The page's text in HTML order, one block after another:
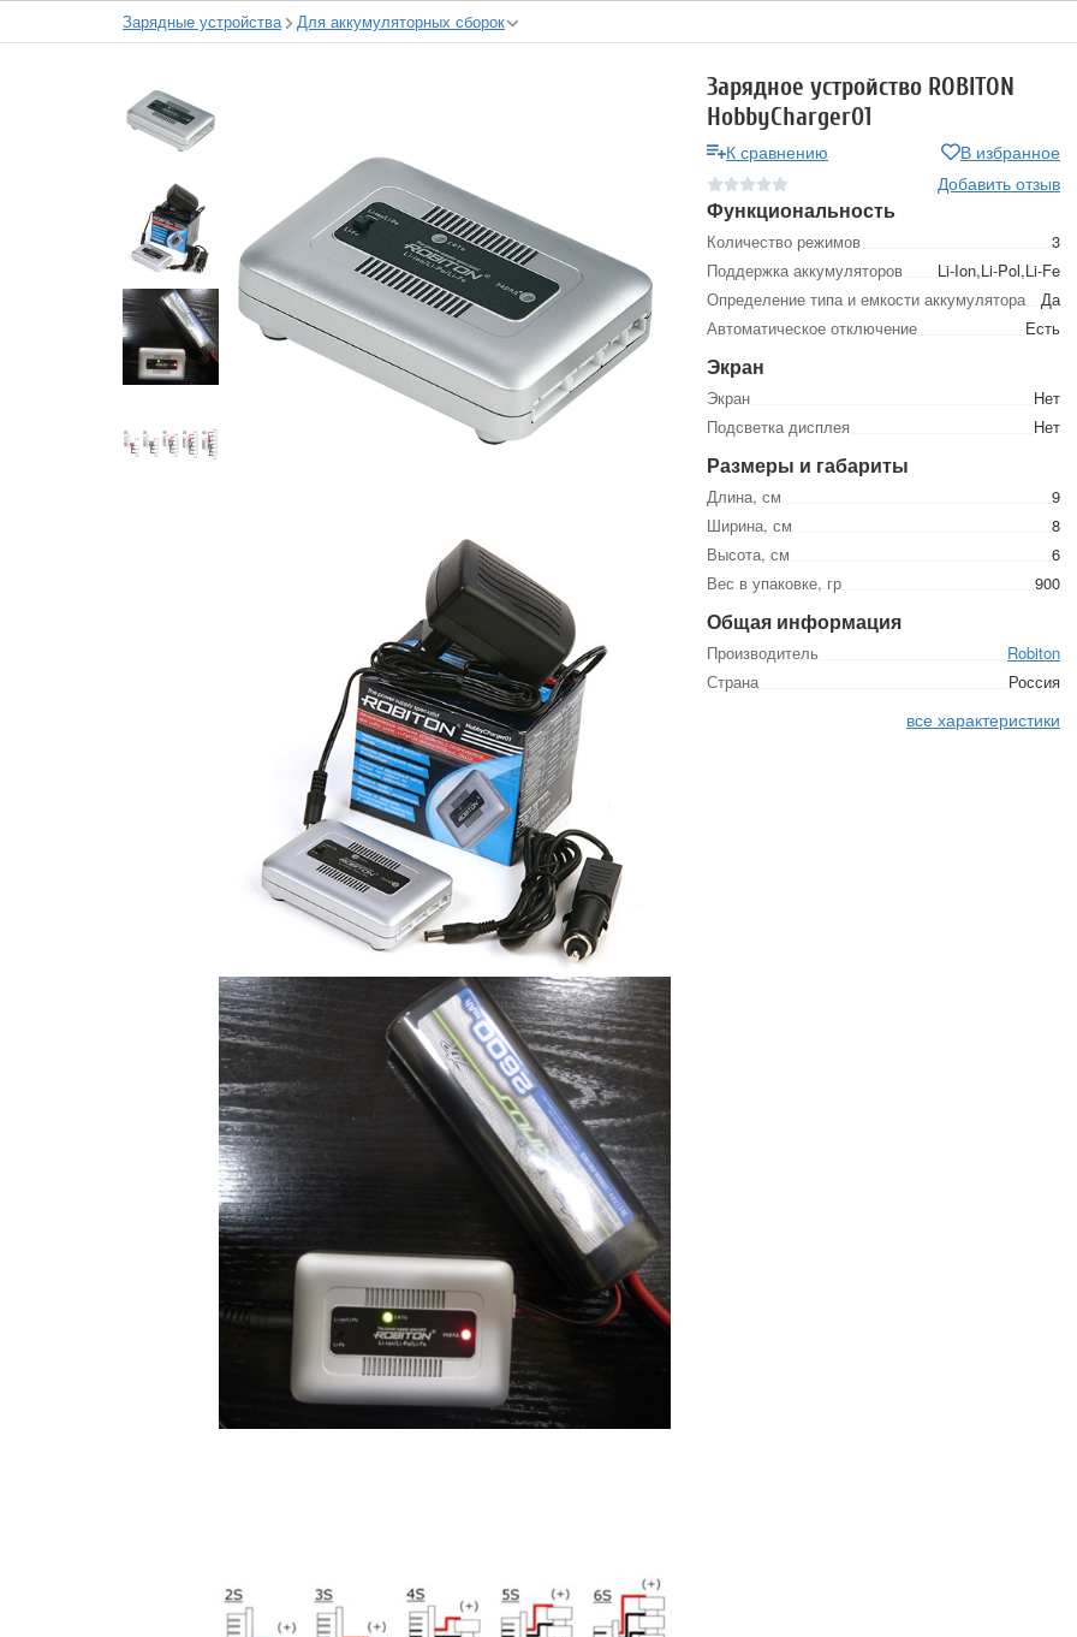
Зарядные устройства Для аккумуляторных сборок
Зарядное устройство ROBITON
HobbyCharger01
К сравнению
В избранное
Добавить отзыв
Функциональность
Количество режимов
3
Поддержка аккумуляторов
Li-Ion,Li-Pol,Li-Fe
Определение типа и емкости аккумулятора
Да
Автоматическое отключение
Есть
Экран
Экран
Нет
Подсветка дисплея
Нет
Размеры и габариты
Длина, см
9
Ширина, см
8
Высота, см
6
Вес в упаковке, гр
900
Общая информация
Производитель
Robiton
Страна
Россия
все характеристики